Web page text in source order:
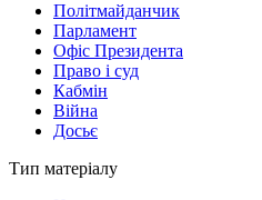
Політмайданчик
Парламент
Офіс Президента
Право і суд
Кабмін
Війна
Досьє
Тип матеріалу